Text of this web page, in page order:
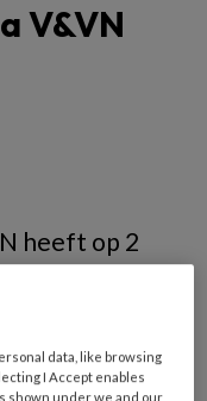
V&VN
heeft op 2
de
primeur.
data, like browsing
I Accept enables
shown under we and our